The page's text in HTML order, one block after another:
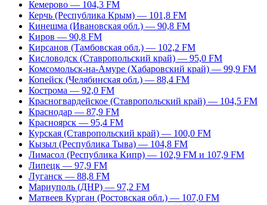
Кемерово — 104,3 FM
Керчь (Республика Крым) — 101,8 FM
Кинешма (Ивановская обл.) — 90,8 FM
Киров — 90,8 FM
Кирсанов (Тамбовская обл.) — 102,2 FM
Кисловодск (Ставропольский край) — 95,0 FM
Комсомольск-на-Амуре (Хабаровский край) — 99,9 FM
Копейск (Челябинская обл.) — 88,4 FM
Кострома — 92,0 FM
Красногвардейское (Ставропольский край) — 104,5 FM
Краснодар — 87,9 FM
Красноярск — 95,4 FM
Курская (Ставропольский край) — 100,0 FM
Кызыл (Республика Тыва) — 104,8 FM
Лимасол (Республика Кипр) — 102,9 FM и 107,9 FM
Липецк — 97,9 FM
Луганск — 88,8 FM
Мариуполь (ДНР) — 97,2 FM
Матвеев Курган (Ростовская обл.) — 107,0 FM